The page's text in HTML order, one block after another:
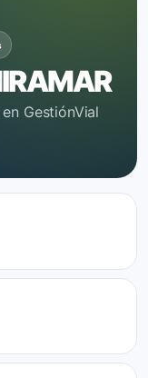
GestiónVial